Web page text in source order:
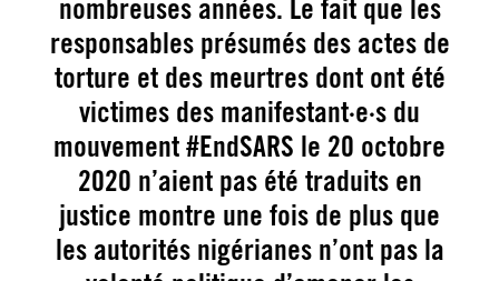
nombreuses années. Le fait que les
responsables présumés des actes de
torture et des meurtres dont ont été
victimes des manifestant·e·s du
mouvement #EndSARS le 20 octobre
2020 n’aient pas été traduits en
justice montre une fois de plus que
les autorités nigérianes n’ont pas la